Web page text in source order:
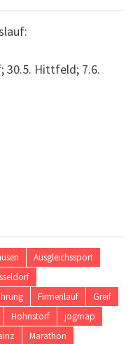
30.5. Hittfeld; 7.6.
Ausgleichssport
Firmenlauf
Greif
Hohnstorf
jogmap
Marathon